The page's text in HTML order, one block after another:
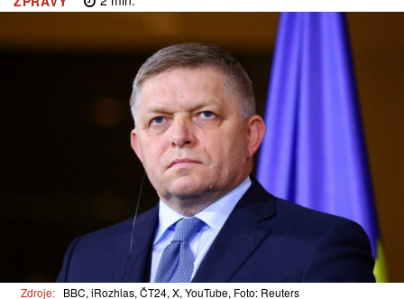
Zdroje: BBC, iRozhlas, ČT24, X, YouTube, Foto: Reuters